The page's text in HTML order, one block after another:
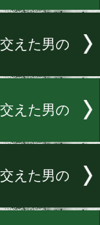
拳を交えた
返る(ベン
ロング小林
拳を交えた
)